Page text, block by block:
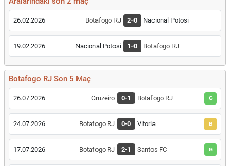
26.02.2026 Botafogo RJ 2-0 Nacional Potosi
19.02.2026 Nacional Potosi 1-0 Botafogo RJ
Botafogo RJ Son 5 Maç
26.07.2026 Cruzeiro 0-1 Botafogo RJ G
24.07.2026 Botafogo RJ 0-0 Vitoria B
17.07.2026 Botafogo RJ 2-1 Santos FC G